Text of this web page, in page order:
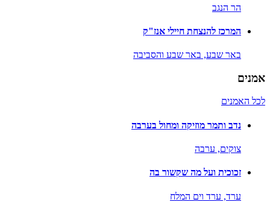
הר הנגב
המרכז להנצחת חיילי אנז"ק
באר שבע, באר שבע והסביבה
אמנים
לכל האמנים
נדב ותמר מוזיקה ומחול בערבה
צוקים, ערבה
זכוכית ועל מה שקשור בה
ערד, ערד וים המלח